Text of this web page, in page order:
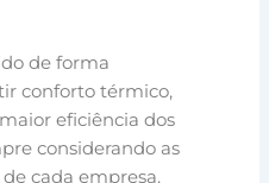
de forma
conforto térmico,
eficiência dos
considerando as
cada empresa.